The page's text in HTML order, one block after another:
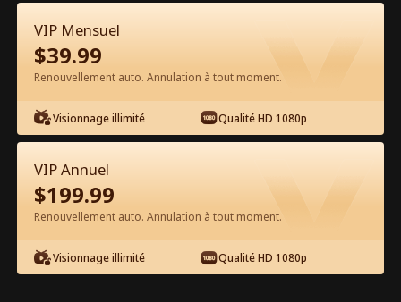
Épisode 32 - La Vierge et le
milliardaire Film complet
1-50 51-76 Tous les épisodes
VIP Mensuel
$39.99
Renouvellement auto. Annulation à tout moment.
Visionnage illimité Qualité HD 1080p
VIP Annuel
$199.99
Renouvellement auto. Annulation à tout moment.
Visionnage illimité Qualité HD 1080p